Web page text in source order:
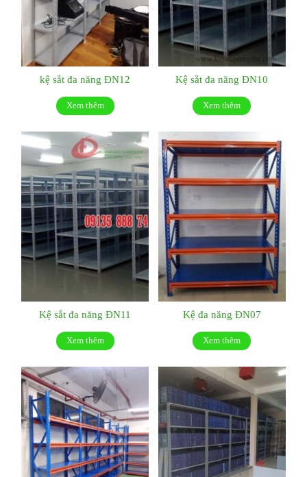
kệ sắt đa năng ĐN12
Xem thêm
Kệ sắt đa năng ĐN10
Xem thêm
Kệ sắt đa năng ĐN11
Xem thêm
Kệ đa năng ĐN07
Xem thêm